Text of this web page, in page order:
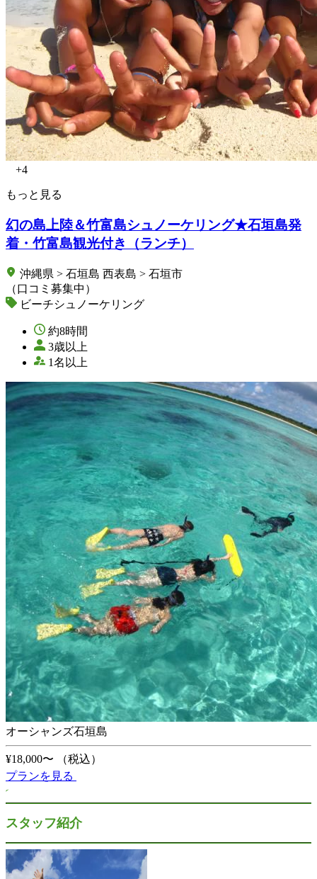
+4
もっと見る
幻の島上陸＆竹富島シュノーケリング★石垣島発
着・竹富島観光付き（ランチ）
沖縄県 > 石垣島 西表島 > 石垣市
（口コミ募集中）
ビーチシュノーケリング
約8時間
3歳以上
1名以上
オーシャンズ石垣島
¥18,000〜
（税込）
プランを見る
スタッフ紹介